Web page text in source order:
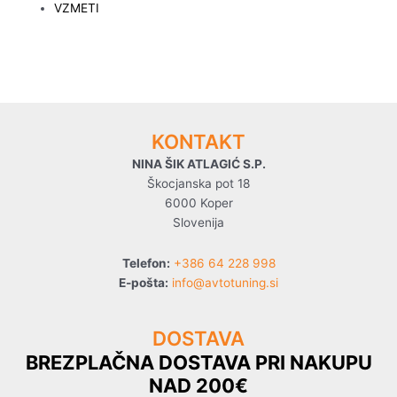
VZMETI
KONTAKT
NINA ŠIK ATLAGIĆ S.P.
Škocjanska pot 18
6000 Koper
Slovenija
Telefon: +386 64 228 998
E-pošta: info@avtotuning.si
DOSTAVA
BREZPLAČNA DOSTAVA PRI NAKUPU
NAD 200€